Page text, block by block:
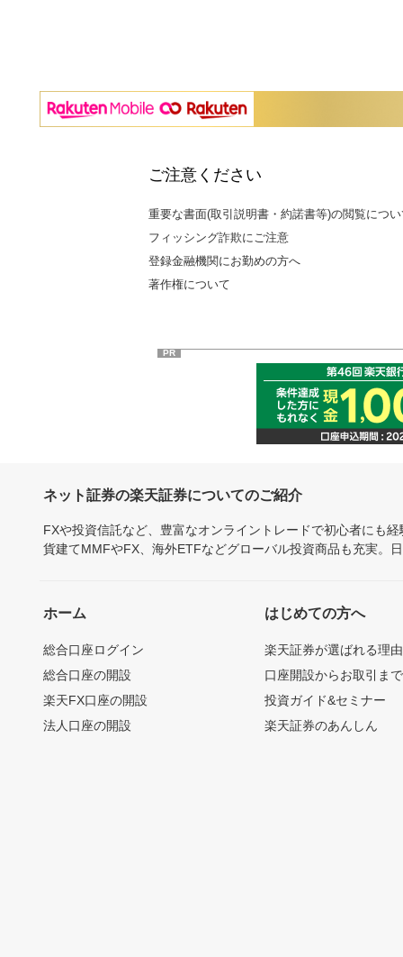
ご注意ください
重要な書面(取引説明書・約諾書等)の閲覧につ
フィッシング詐欺にご注意
登録金融機関にお勤めの方へ
著作権について
PR
ネット証券の楽天証券についてのご紹介
FXや投資信託など、豊富なオンライントレードで初心者にも
貨建てMMFやFX、海外ETFなどグローバル投資商品も充実。
ホーム
総合口座ログイン
総合口座の開設
楽天FX口座の開設
法人口座の開設
はじめての方へ
楽天証券が選ばれる理由
口座開設からお取引ま
投資ガイド&セミナー
楽天証券のあんしん